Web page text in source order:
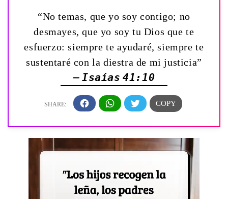
“No temas, que yo soy contigo; no
desmayes, que yo soy tu Dios que te
esfuerzo: siempre te ayudaré, siempre te
sustentaré con la diestra de mi justicia”
— Isaías 41:10